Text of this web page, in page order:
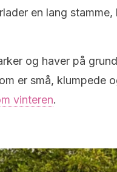
en lang
og haver på
er små, klumpede
vinteren.